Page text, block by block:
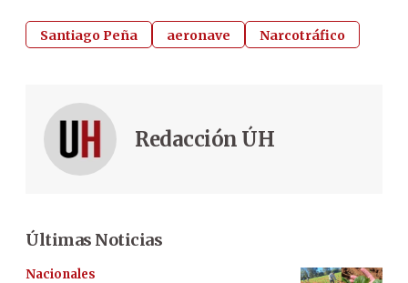
Santiago Peña aeronave Narcotráfico
Redacción ÚH
Últimas Noticias
Nacionales